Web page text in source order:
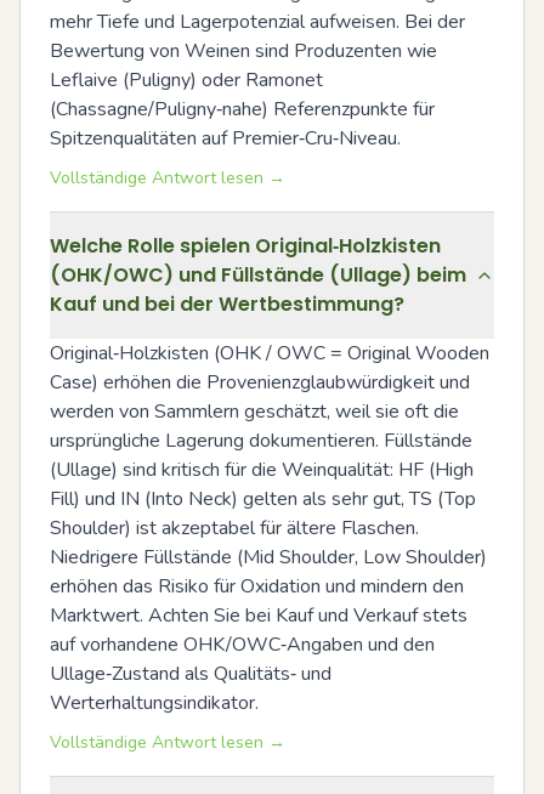
mehr Tiefe und Lagerpotenzial aufweisen. Bei der
Bewertung von Weinen sind Produzenten wie
Leflaive (Puligny) oder Ramonet
(Chassagne/Puligny‑nahe) Referenzpunkte für
Spitzenqualitäten auf Premier‑Cru‑Niveau.
Vollständige Antwort lesen →
Welche Rolle spielen Original‑Holzkisten
(OHK/OWC) und Füllstände (Ullage) beim
Kauf und bei der Wertbestimmung?
Original‑Holzkisten (OHK / OWC = Original Wooden
Case) erhöhen die Provenienzglaubwürdigkeit und
werden von Sammlern geschätzt, weil sie oft die
ursprüngliche Lagerung dokumentieren. Füllstände
(Ullage) sind kritisch für die Weinqualität: HF (High
Fill) und IN (Into Neck) gelten als sehr gut, TS (Top
Shoulder) ist akzeptabel für ältere Flaschen.
Niedrigere Füllstände (Mid Shoulder, Low Shoulder)
erhöhen das Risiko für Oxidation und mindern den
Marktwert. Achten Sie bei Kauf und Verkauf stets
auf vorhandene OHK/OWC‑Angaben und den
Ullage‑Zustand als Qualitäts‑ und
Werterhaltungsindikator.
Vollständige Antwort lesen →